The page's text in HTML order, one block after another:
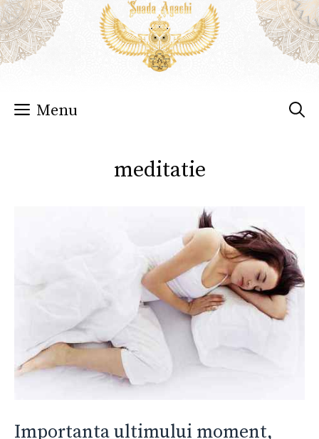
Sari
la
conținut
Menu
meditatie
Importanta ultimului moment,